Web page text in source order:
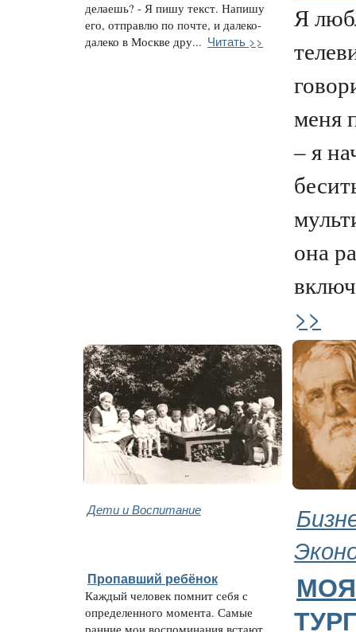
делаешь? - Я пишу текст. Напишу
его, отправлю по почте, и далеко-
далеко в Москве дру... Читать >>
Я
меня
– я
она
>>
Дети и Воспитание
Пропавший ребёнок
Каждый человек помнит себя с
определенного момента. Самые